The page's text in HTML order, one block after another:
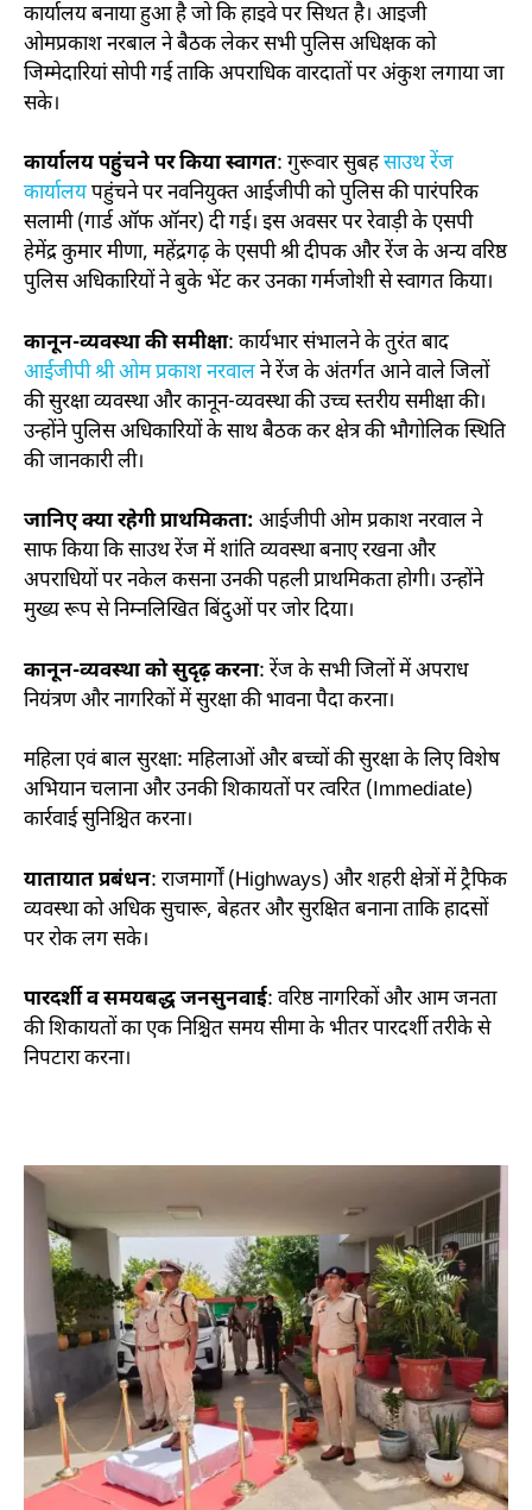
कार्यालय बनाया हुआ है जो कि हाइवे पर ​सिथत है। आइजी
ओमप्रकाश नरबाल ने बैठक लेकर सभी पुलिस अधिक्षक को
जिम्मेदारियां सोपी गई ताकि अपराधिक वारदातों पर अंकुश लगाया जा
सके।
कार्यालय पहुंचने पर किया स्वागत: गुरूवार सुबहसाउथ रेंज
कार्यालयपहुंचने पर नवनियुक्त आईजीपी को पुलिस की पारंपरिक
सलामी (गार्ड ऑफ ऑनर) दी गई। इस अवसर पर रेवाड़ी के एसपी
हेमेंद्र कुमार मीणा, महेंद्रगढ़ के एसपी श्री दीपक और रेंज के अन्य वरिष्ठ
पुलिस अधिकारियों ने बुके भेंट कर उनका गर्मजोशी से स्वागत किया।
कानून-व्यवस्था की समीक्षा: कार्यभार संभालने के तुरंत बाद
आईजीपी श्री ओम प्रकाश नरवालने रेंज के अंतर्गत आने वाले जिलों
की सुरक्षा व्यवस्था और कानून-व्यवस्था की उच्च स्तरीय समीक्षा की।
उन्होंने पुलिस अधिकारियों के साथ बैठक कर क्षेत्र की भौगोलिक स्थिति
की जानकारी ली।
जानिए क्या रहेगी प्राथमिकता: आईजीपी ओम प्रकाश नरवाल ने
साफ किया कि साउथ रेंज में शांति व्यवस्था बनाए रखना और
अपराधियों पर नकेल कसना उनकी पहली प्राथमिकता होगी। उन्होंने
मुख्य रूप से निम्नलिखित बिंदुओं पर जोर दिया।
कानून-व्यवस्था को सुदृढ़ करना: रेंज के सभी जिलों में अपराध
नियंत्रण और नागरिकों में सुरक्षा की भावना पैदा करना।
महिला एवं बाल सुरक्षा: महिलाओं और बच्चों की सुरक्षा के लिए विशेष
अभियान चलाना और उनकी शिकायतों पर त्वरित (Immediate)
कार्रवाई सुनिश्चित करना।
यातायात प्रबंधन: राजमार्गों (Highways) और शहरी क्षेत्रों में ट्रैफिक
व्यवस्था को अधिक सुचारू, बेहतर और सुरक्षित बनाना ताकि हादसों
पर रोक लग सके।
पारदर्शी व समयबद्ध जनसुनवाई: वरिष्ठ नागरिकों और आम जनता
की शिकायतों का एक निश्चित समय सीमा के भीतर पारदर्शी तरीके से
निपटारा करना।